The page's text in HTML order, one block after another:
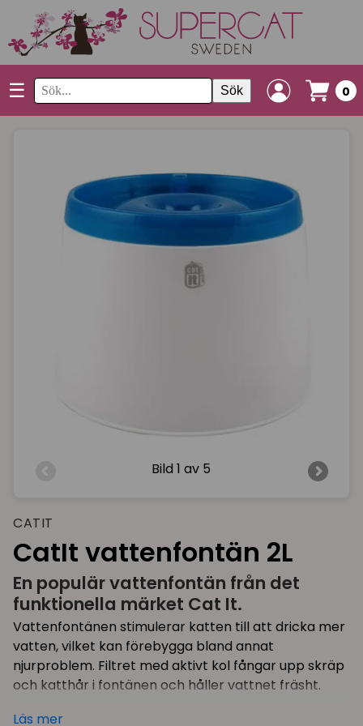
☰ Sök 0
Bild1 av 5
CATIT
CatIt vattenfontän 2L
En populär vattenfontän från det
funktionella märket Cat It.
Vattenfontänen stimulerar katten till att dricka mer
vatten, vilket kan förebygga bland annat
njurproblem. Filtret med aktivt kol fångar upp skräp
och katthår i fontänen och håller vattnet fräsht.
Just denna modell är en Supercat-favorit, så enkel
Läs mer